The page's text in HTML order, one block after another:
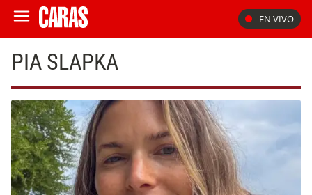
EN VIVO
PIA SLAPKA